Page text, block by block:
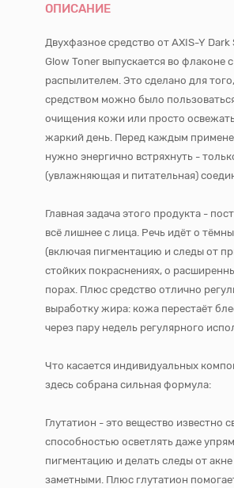
ОПИСАНИЕ
Двухфазное средство от AXIS-Y
Glow Toner выпускается во флаконе с
распылителем. Это сделано для
средством можно было
очищения кожи или просто
жаркий день. Перед каждым
нужно энергично встряхнуть -
(увлажняющая и питательная)
Главная задача этого продукта -
всё лишнее с лица. Речь идёт о
(включая пигментацию и следы от
стойких покраснениях, о
порах. Плюс средство отлично
выработку жира: кожа перестаёт
через пару недель регулярного
Что касается индивидуальных
здесь собрана сильная формула:
Глутатион - это вещество известно
способностью осветлять даже
пигментацию и делать следы от
заметными. Плюс глутатион